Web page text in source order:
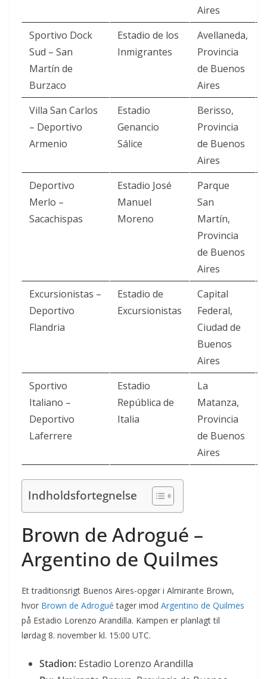
Aires
Sportivo Dock
Sud – San
Martín de
Burzaco
Estadio de los
Inmigrantes
Avellaneda,
Provincia
de Buenos
Aires
Villa San Carlos
– Deportivo
Armenio
Estadio
Genancio
Sálice
Berisso,
Provincia
de Buenos
Aires
Deportivo
Merlo –
Sacachispas
Estadio José
Manuel
Moreno
Parque
San
Martín,
Provincia
de Buenos
Aires
Excursionistas –
Deportivo
Flandria
Estadio de
Excursionistas
Capital
Federal,
Ciudad de
Buenos
Aires
Sportivo
Italiano –
Deportivo
Laferrere
Estadio
República de
Italia
La
Matanza,
Provincia
de Buenos
Aires
Indholdsfortegnelse
Brown de Adrogué –
Argentino de Quilmes
Et traditionsrigt Buenos Aires-opgør i Almirante Brown,
hvor Brown de Adrogué tager imod Argentino de Quilmes
på Estadio Lorenzo Arandilla. Kampen er planlagt til
lørdag 8. november kl. 15:00 UTC.
Stadion: Estadio Lorenzo Arandilla